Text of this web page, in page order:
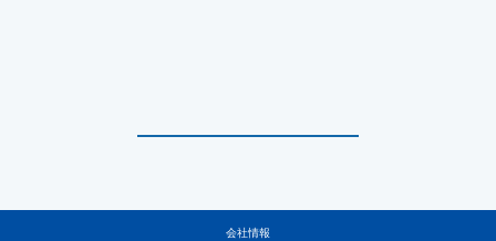
会社情報